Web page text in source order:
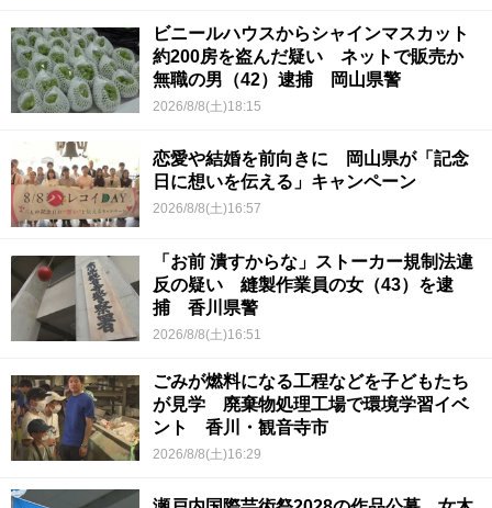
ビニールハウスからシャインマスカット
約200房を盗んだ疑い ネットで販売か
無職の男（42）逮捕 岡山県警
2026/8/8(土)18:15
恋愛や結婚を前向きに 岡山県が「記念
日に想いを伝える」キャンペーン
2026/8/8(土)16:57
「お前 潰すからな」ストーカー規制法違
反の疑い 縫製作業員の女（43）を逮
捕 香川県警
2026/8/8(土)16:51
ごみが燃料になる工程などを子どもたち
が見学 廃棄物処理工場で環境学習イベ
ント 香川・観音寺市
2026/8/8(土)16:29